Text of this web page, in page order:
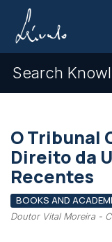
Search
O Tribunal
Direito da
Recentes
BOOKS AND
Doutor Vital Moreira -